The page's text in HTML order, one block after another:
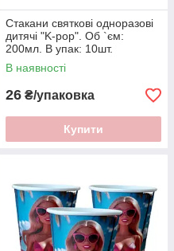
Стакани святкові одноразові
дитячі "K-pop". Об `єм:
200мл. В упак: 10шт.
В наявності
26 ₴/упаковка
Купити